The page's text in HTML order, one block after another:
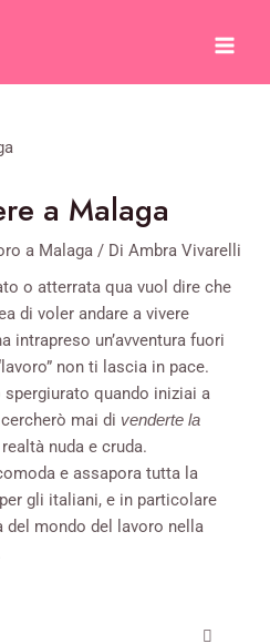
a Malaga
a Malaga / DiAmbra Vivarelli
o atterrata qua vuol dire che
di voler andare a vivere
intrapreso un’avventura fuori
non ti lascia in pace.
quando iniziai a
mai di venderte la
nuda e cruda.
e assapora tutta la
gli italiani, e in particolare
mondo del lavoro nella